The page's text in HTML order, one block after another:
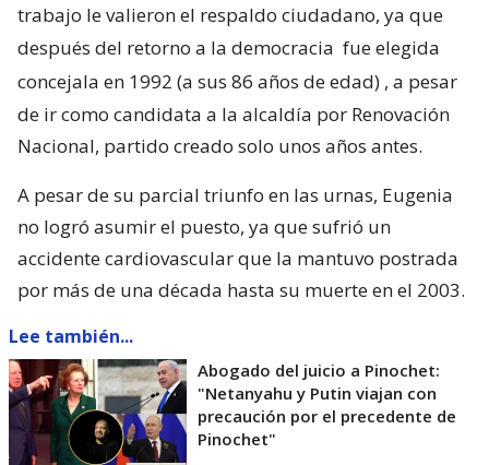
trabajo le valieron el respaldo ciudadano, ya que
después del retorno a la democracia fue elegida
concejala en 1992 (a sus 86 años de edad) , a pesar
de ir como candidata a la alcaldía por Renovación
Nacional, partido creado solo unos años antes.
A pesar de su parcial triunfo en las urnas, Eugenia
no logró asumir el puesto, ya que sufrió un
accidente cardiovascular que la mantuvo postrada
por más de una década hasta su muerte en el 2003.
Lee también...
Abogado del juicio a Pinochet:
"Netanyahu y Putin viajan con
precaución por el precedente de
Pinochet"